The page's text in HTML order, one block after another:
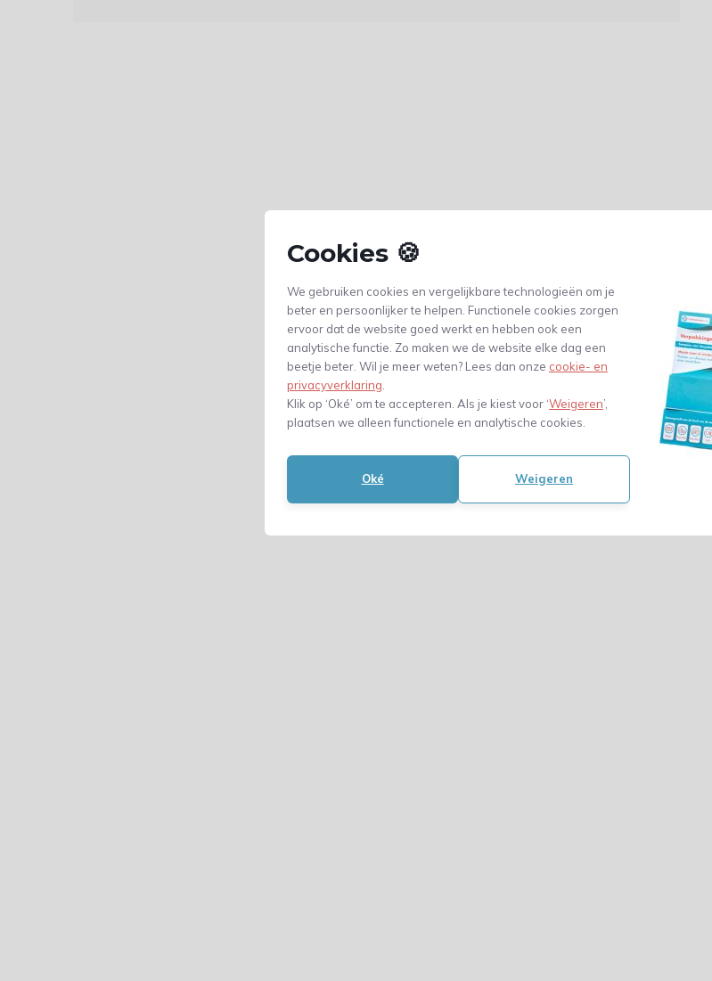
Cookies 🍪
We gebruiken cookies en vergelijkbare technologieën om je
beter en persoonlijker te helpen. Functionele cookies zorgen
ervoor dat de website goed werkt en hebben ook een
analytische functie. Zo maken we de website elke dag een
beetje beter. Wil je meer weten? Lees dan onze cookie- en
privacyverklaring
Klik op ‘Oké’ om te accepteren. Als je kiest voor ‘Weigeren’,
plaatsen we alleen functionele en analytische cookies.
Oké Weigeren